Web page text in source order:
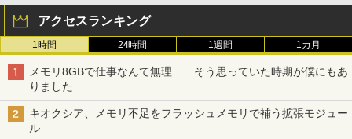
古ノートパソコン 第11世代 Core i5 メモ
リ16GB M.2 SSD256GB 13.3インチ フ
ルHD ノングレア Webカメラ 無線LAN
Wi-Fi Bluetooth Windows11 東芝 dyna
日保証 送料無料
￥29,980
ore i3 10110U 16GB DDR4 64GBまで増
設 512GB SSD M.2 2242 最大8TB Wind
ows11 Pro mini pc 4.1GHz WIFI6 BT5.
2 小型PC VESA対応 ミニパソコン 2画面
ップPC
￥66,248
高画質 デュアルモニター サブモニター
ポータブルモニター ゲーミングモニター
リモートワーク IPS Tpye-C/mini HDMI
pc ミニPC iPhone対応
￥9,999
3
ゾンビのあふれた世界で俺だけが襲われ
ない 5 【電子書籍】[ 増田ちひろ ]
アクセスランキング
1時間 24時間 1週間 1カ月
メモリ8GBで仕事なんて無理……そう思っていた時期が僕にもあ
りました
キオクシア、メモリ不足をフラッシュメモリで補う拡張モジュー
ル